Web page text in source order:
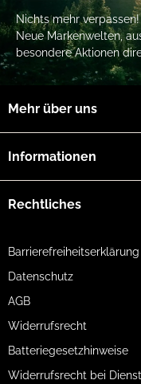
Nichts mehr verpassen!
Neue Markenwelten,
besondere Aktionen
Mehr über uns
Informationen
Rechtliches
Barrierefreiheitserklärung
Datenschutz
AGB
Widerrufsrecht
Batteriegesetzhinweise
Widerrufsrecht bei